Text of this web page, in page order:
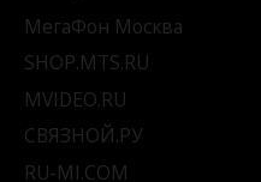
МегаФон Москва
SHOP.MTS.RU
MVIDEO.RU
СВЯЗНОЙ.РУ
RU-MI.COM